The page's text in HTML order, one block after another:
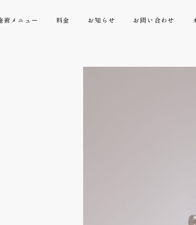
術メニュー 料金 お知らせ お問い合わせ